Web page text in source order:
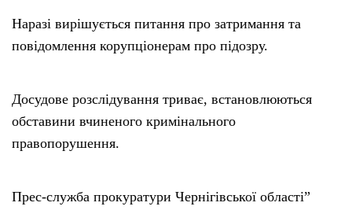
Наразі вирішується питання про затримання та
повідомлення корупціонерам про підозру.
Досудове розслідування триває, встановлюються
обставини вчиненого кримінального
правопорушення.
Прес-служба прокуратури Чернігівської області”